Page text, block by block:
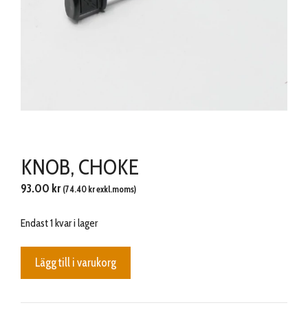
KNOB, CHOKE
93.00 kr (74.40 krexkl.moms)
Endast 1 kvar i lager
CHOKE
Lägg till i varukorg